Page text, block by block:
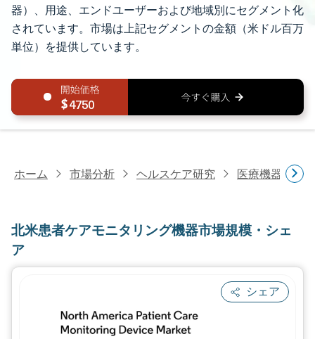
器）、用途、エンドユーザーおよび地域別にセグメント化
されています。市場は上記セグメントの金額（米ドル百万
単位）を提供しています。
4750
ホーム 市場分析 ヘルスケア研究 医療機器研究
北米患者ケアモニタリング機器市場規模・シェ
ア
シェア